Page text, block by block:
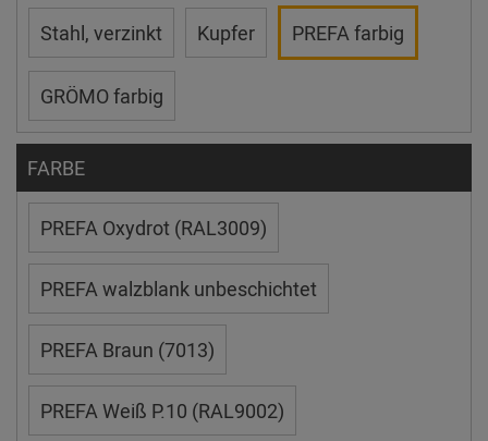
Stahl, verzinkt Kupfer PREFA farbig
GRÖMO farbig
FARBE
PREFA Oxydrot (RAL3009)
PREFA walzblank unbeschichtet
PREFA Braun (7013)
PREFA Weiß P.10 (RAL9002)